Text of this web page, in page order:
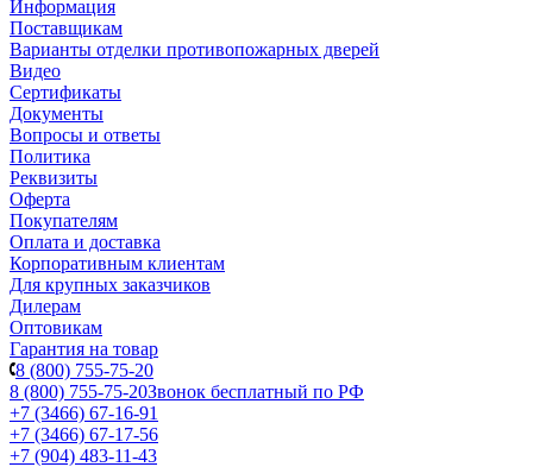
Информация
Поставщикам
Варианты отделки противопожарных дверей
Видео
Сертификаты
Документы
Вопросы и ответы
Политика
Реквизиты
Оферта
Покупателям
Оплата и доставка
Корпоративным клиентам
Для крупных заказчиков
Дилерам
Оптовикам
Гарантия на товар
8 (800) 755-75-20
8 (800) 755-75-20Звонок бесплатный по РФ
+7 (3466) 67-16-91
+7 (3466) 67-17-56
+7 (904) 483-11-43